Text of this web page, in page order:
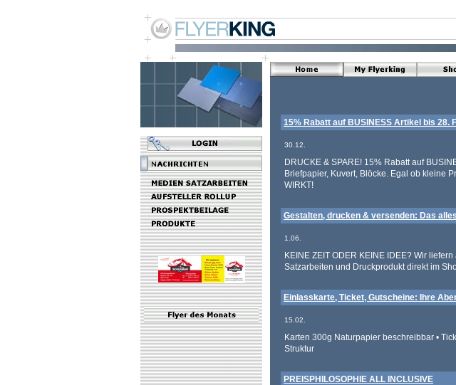
15% Rabatt auf BUSINESS Artikel bis 28.
30.12.
DRUCKE & SPARE! 15% Rabatt auf
Briefpapier, Kuvert, Blöcke. Egal ob kleine
WIRKT!
Gestalten, drucken & versenden: Das
1.06.
KEINE ZEIT ODER KEINE IDEE? Wir
Satzarbeiten und Druckprodukt direkt im
Einlasskarte, Ticket, Gutscheine: Ihre
15.02.
Karten 300g Naturpapier beschreibbar •
Struktur
PREISPHILOSOPHIE ALL INCLUSIVE